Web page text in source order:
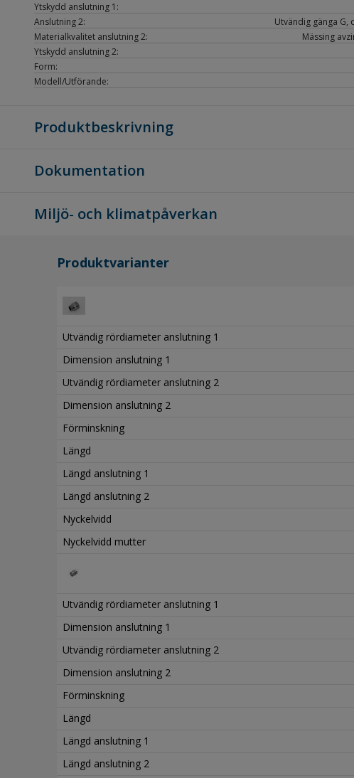
Ytskydd anslutning 1:
Anslutning 2:
Utvändig gänga G,
Materialkvalitet anslutning 2:
Mässing
Ytskydd anslutning 2:
Form:
Modell/Utförande:
Produktbeskrivning
Dokumentation
Miljö- och klimatpåverkan
Produktvarianter
Utvändig rördiameter anslutning 1
Dimension anslutning 1
Utvändig rördiameter anslutning 2
Dimension anslutning 2
Förminskning
Längd
Längd anslutning 1
Längd anslutning 2
Nyckelvidd
Nyckelvidd mutter
Utvändig rördiameter anslutning 1
Dimension anslutning 1
Utvändig rördiameter anslutning 2
Dimension anslutning 2
Förminskning
Längd
Längd anslutning 1
Längd anslutning 2